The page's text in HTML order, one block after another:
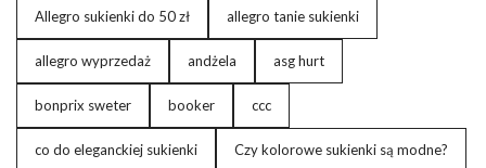
przedstawimy, jak skomponować idealną stylizację na komisję
śledczą, bazując na wyjątkowej ecru-czarnej marynarce w …
Allegro sukienki do 50 zł allegro tanie sukienki
allegro wyprzedaż andżela asg hurt
bonprix sweter booker ccc
co do eleganckiej sukienki Czy kolorowe sukienki są modne?